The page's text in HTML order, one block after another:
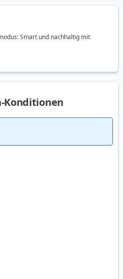
Smart und nachhaltig mit
Konditionen